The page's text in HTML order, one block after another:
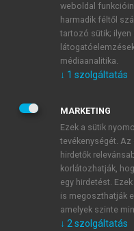
E-MAIL-CÍM
JELSZÓ
JELSZÓ ÚJRA
Kérek értesítést a
Kérek értesítést az
weboldal
harmadik féltől
tartozó sütik;
médiaanalitika.
↓ 1 szolgáltatás
MARKETING
Ezek a sütik
tevékenységét.
hirdetők
korlátozhatják,
egy hirdetést.
is megoszthatják
amelyek szinte
↓ 2 szolgáltatás